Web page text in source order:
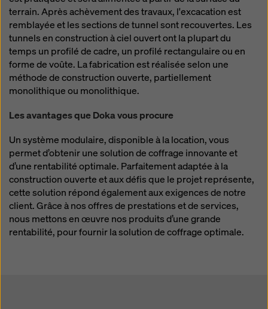
terrain. Après achèvement des travaux, l'excacation est
remblayée et les sections de tunnel sont recouvertes. Les
tunnels en construction à ciel ouvert ont la plupart du
temps un profilé de cadre, un profilé rectangulaire ou en
forme de voûte. La fabrication est réalisée selon une
méthode de construction ouverte, partiellement
monolithique ou monolithique.
Les avantages que Doka vous procure
Un système modulaire, disponible à la location, vous
permet d’obtenir une solution de coffrage innovante et
d’une rentabilité optimale. Parfaitement adaptée à la
construction ouverte et aux défis que le projet représente,
cette solution répond également aux exigences de notre
client. Grâce à nos offres de prestations et de services,
nous mettons en œuvre nos produits d’une grande
rentabilité, pour fournir la solution de coffrage optimale.